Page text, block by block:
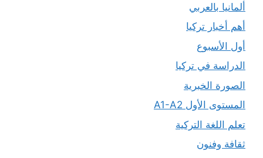
ألمانيا بالعربي
أهم أخبار تركيا
أول الأسبوع
الدراسة في تركيا
الصورة الخبرية
المستوى الأول A1-A2
تعلم اللغة التركية
ثقافة وفنون